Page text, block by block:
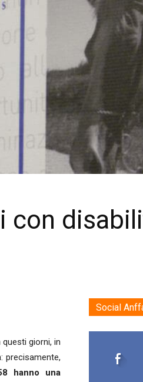
con
giorni, in
precisamente,
hanno una
Social